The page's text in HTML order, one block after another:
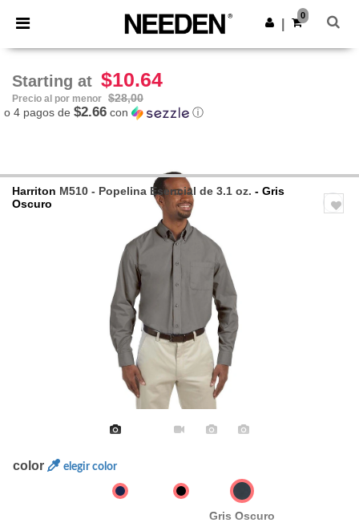
× App de Needen
¡Mejores precios en app!
Descargar app
0
Starting at $10.64
Precio al por menor $28,00
o 4 pagos de $2.66 con ⓘ
Harriton M510 - Popelina Esencial de 3.1 oz. - Gris
Oscuro
color elegir color
Gris Oscuro